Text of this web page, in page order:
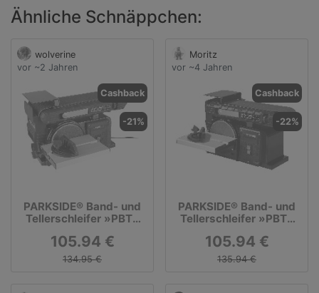
Ähnliche Schnäppchen:
wolverine
vor ~2 Jahren
Cashback
-21%
PARKSIDE® Band- und
Tellerschleifer »PBTS
105.94 €
134.95 €
Moritz
vor ~4 Jahren
Cashback
-22%
PARKSIDE® Band- und
Tellerschleifer »PBTS
105.94 €
135.94 €